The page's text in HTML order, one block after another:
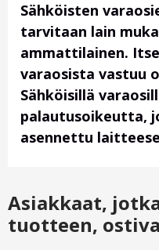
Sähköisten
tarvitaan lain
ammattilainen.
varaosista vastuu
Sähköisillä
palautusoikeutta,
asennettu
Asiakkaat,
tuotteen,